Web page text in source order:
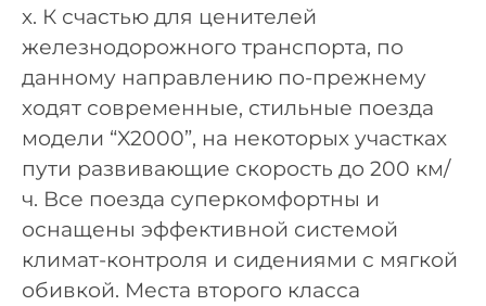
х. К счастью для ценителей
железнодорожного транспорта, по
данному направлению по-прежнему
ходят современные, стильные поезда
модели “X2000”, на некоторых участках
пути развивающие скорость до 200 км/
ч. Все поезда суперкомфортны и
оснащены эффективной системой
климат-контроля и сидениями с мягкой
обивкой. Места второго класса